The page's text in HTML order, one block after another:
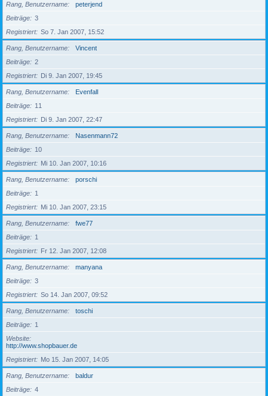
Rang, Benutzername
peterjend
Beiträge
3
Registriert
So 7. Jan 2007, 15:52
Rang, Benutzername
Vincent
Beiträge
2
Registriert
Di 9. Jan 2007, 19:45
Rang, Benutzername
Evenfall
Beiträge
11
Registriert
Di 9. Jan 2007, 22:47
Rang, Benutzername
Nasenmann72
Beiträge
10
Registriert
Mi 10. Jan 2007, 10:16
Rang, Benutzername
porschi
Beiträge
1
Registriert
Mi 10. Jan 2007, 23:15
Rang, Benutzername
fwe77
Beiträge
1
Registriert
Fr 12. Jan 2007, 12:08
Rang, Benutzername
manyana
Beiträge
3
Registriert
So 14. Jan 2007, 09:52
Rang, Benutzername
toschi
Beiträge
1
Website
http://www.shopbauer.de
Registriert
Mo 15. Jan 2007, 14:05
Rang, Benutzername
baldur
Beiträge
4